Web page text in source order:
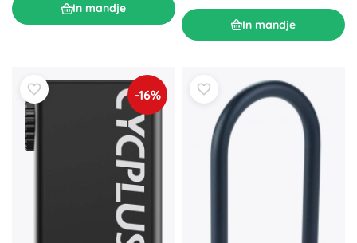
In mandje
In mandje
-16%